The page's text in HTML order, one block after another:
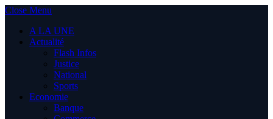
Close Menu
A LA UNE
Actualité
Flash Infos
Justice
National
Sports
Economie
Banque